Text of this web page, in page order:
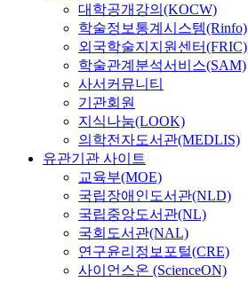
대학공개강의(KOCW)
학술정보통계시스템(Rinfo)
외국학술지지원센터(FRIC)
학술관계분석서비스(SAM)
사서커뮤니티
기관회원
지식나눔(LOOK)
의학전자도서관(MEDLIS)
유관기관 사이트
교육부(MOE)
국립장애인도서관(NLD)
국립중앙도서관(NL)
국회도서관(NAL)
연구윤리정보포털(CRE)
사이언스온 (ScienceON)